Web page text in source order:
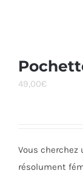
49,00€
Vous cherchez
résolument